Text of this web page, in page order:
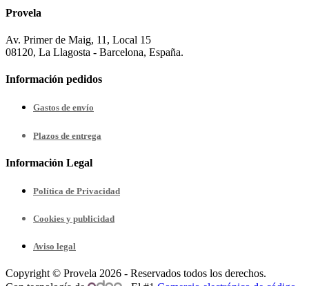
Provela
Av. Primer de Maig, 11, Local 15
08120, La Llagosta - Barcelona, España.
Información pedidos
Gastos de envío
Plazos de entrega
Información Legal
Política de Privacidad
Cookies y publicidad
Aviso legal
Copyright © Provela 2026 - Reservados todos los derechos.